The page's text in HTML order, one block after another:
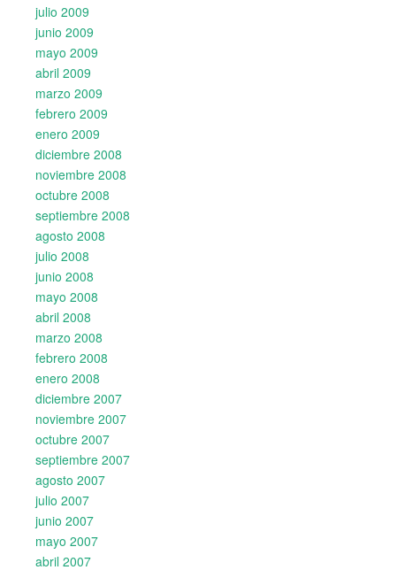
julio 2009
junio 2009
mayo 2009
abril 2009
marzo 2009
febrero 2009
enero 2009
diciembre 2008
noviembre 2008
octubre 2008
septiembre 2008
agosto 2008
julio 2008
junio 2008
mayo 2008
abril 2008
marzo 2008
febrero 2008
enero 2008
diciembre 2007
noviembre 2007
octubre 2007
septiembre 2007
agosto 2007
julio 2007
junio 2007
mayo 2007
abril 2007